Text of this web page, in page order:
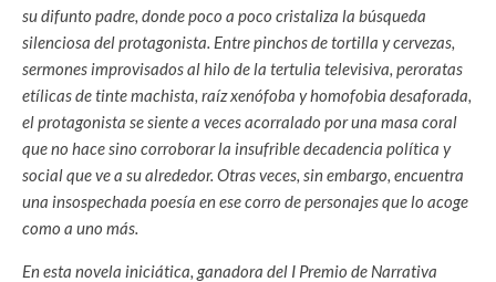
su difunto padre, donde poco a poco cristaliza la búsqueda
silenciosa del protagonista. Entre pinchos de tortilla y cervezas,
sermones improvisados al hilo de la tertulia televisiva, peroratas
etílicas de tinte machista, raíz xenófoba y homofobia desaforada,
el protagonista se siente a veces acorralado por una masa coral
que no hace sino corroborar la insufrible decadencia política y
social que ve a su alrededor. Otras veces, sin embargo, encuentra
una insospechada poesía en ese corro de personajes que lo acoge
como a uno más.
En esta novela iniciática, ganadora del I Premio de Narrativa